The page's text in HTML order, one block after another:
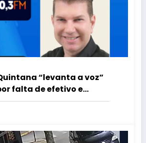
“levanta a voz”
falta de efetivo e